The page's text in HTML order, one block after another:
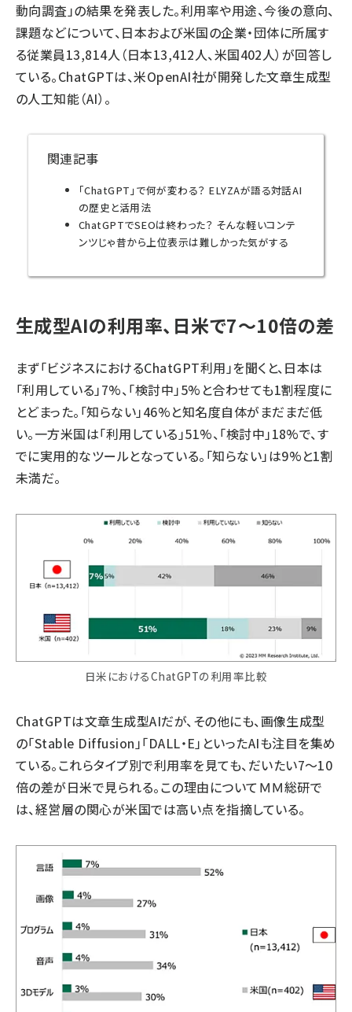
動向調査」の結果を発表した。利用率や用途、今後の意向、
課題などについて、日本および米国の企業・団体に所属す
る従業員13,814人（日本13,412人、米国402人）が回答し
ている。ChatGPTは、米OpenAI社が開発した文章生成型
の人工知能（AI）。
関連記事
「ChatGPT」で何が変わる？ ELYZAが語る対話AI
の歴史と活用法
ChatGPTでSEOは終わった？ そんな軽いコンテ
ンツじゃ昔から上位表示は難しかった気がする
生成型AIの利用率、日米で7～10倍の差
まず「ビジネスにおけるChatGPT利用」を聞くと、日本は
「利用している」7%、「検討中」5%と合わせても1割程度に
とどまった。「知らない」46%と知名度自体がまだまだ低
い。一方米国は「利用している」51%、「検討中」18%で、す
でに実用的なツールとなっている。「知らない」は9%と1割
未満だ。
日米におけるChatGPTの利用率比較
ChatGPTは文章生成型AIだが、その他にも、画像生成型
の「Stable Diffusion」「DALL・E」といったAIも注目を集め
ている。これらタイプ別で利用率を見ても、だいたい7～10
倍の差が日米で見られる。この理由についてＭＭ総研で
は、経営層の関心が米国では高い点を指摘している。